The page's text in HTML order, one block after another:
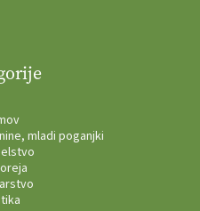
mladi poganjki